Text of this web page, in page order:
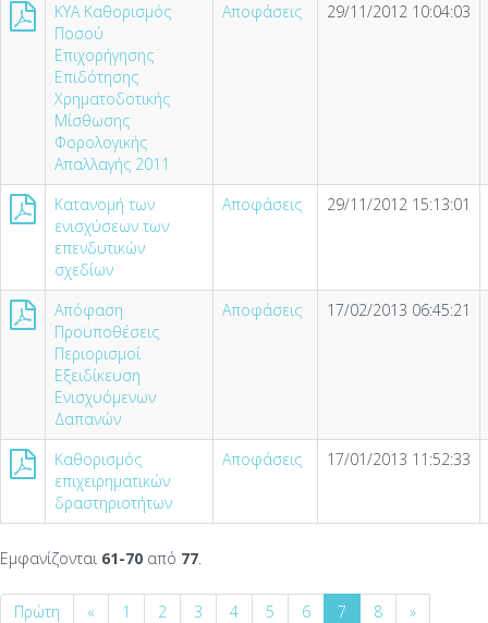
KYA Καθορισμός
Ποσού
Επιχορήγησης
Επιδότησης
Χρηματοδοτικής
Μίσθωσης
Φορολογικής
Απαλλαγής 2011
Αποφάσεις 29/11/2012 10:04:03
Κατανομή των
ενισχύσεων των
επενδυτικών
σχεδίων
Αποφάσεις 29/11/2012 15:13:01
Απόφαση
Προϋποθέσεις
Περιορισμοί
Εξειδίκευση
Ενισχυόμενων
Δαπανών
Αποφάσεις 17/02/2013 06:45:21
Καθορισμός
επιχειρηματικών
δραστηριοτήτων
Αποφάσεις 17/01/2013 11:52:33
Εμφανίζονται 61-70 από 77.
Πρώτη « 1 2 3 4 5 6 7 8
»